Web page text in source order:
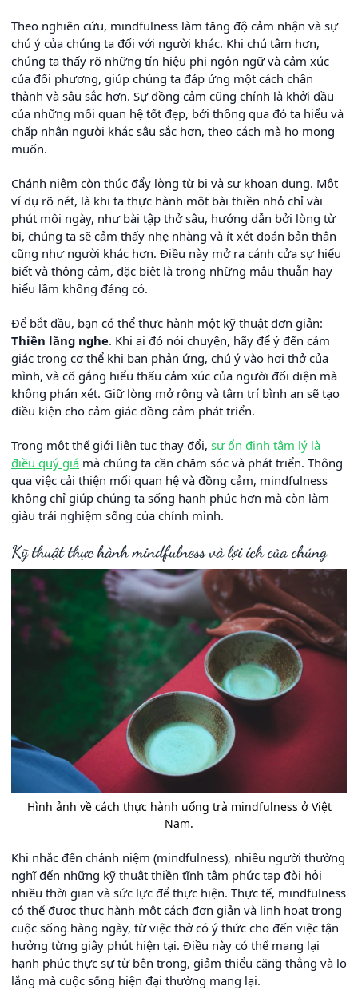
Theo nghiên cứu, mindfulness làm tăng độ cảm nhận và sự
chú ý của chúng ta đối với người khác. Khi chú tâm hơn,
chúng ta thấy rõ những tín hiệu phi ngôn ngữ và cảm xúc
của đối phương, giúp chúng ta đáp ứng một cách chân
thành và sâu sắc hơn. Sự đồng cảm cũng chính là khởi đầu
của những mối quan hệ tốt đẹp, bởi thông qua đó ta hiểu và
chấp nhận người khác sâu sắc hơn, theo cách mà họ mong
muốn.
Chánh niệm còn thúc đẩy lòng từ bi và sự khoan dung. Một
ví dụ rõ nét, là khi ta thực hành một bài thiền nhỏ chỉ vài
phút mỗi ngày, như bài tập thở sâu, hướng dẫn bởi lòng từ
bi, chúng ta sẽ cảm thấy nhẹ nhàng và ít xét đoán bản thân
cũng như người khác hơn. Điều này mở ra cánh cửa sự hiểu
biết và thông cảm, đặc biệt là trong những mâu thuẫn hay
hiểu lầm không đáng có.
Để bắt đầu, bạn có thể thực hành một kỹ thuật đơn giản:
Thiền lắng nghe. Khi ai đó nói chuyện, hãy để ý đến cảm
giác trong cơ thể khi bạn phản ứng, chú ý vào hơi thở của
mình, và cố gắng hiểu thấu cảm xúc của người đối diện mà
không phán xét. Giữ lòng mở rộng và tâm trí bình an sẽ tạo
điều kiện cho cảm giác đồng cảm phát triển.
Trong một thế giới liên tục thay đổi, sự ổn định tâm lý là
điều quý giá mà chúng ta cần chăm sóc và phát triển. Thông
qua việc cải thiện mối quan hệ và đồng cảm, mindfulness
không chỉ giúp chúng ta sống hạnh phúc hơn mà còn làm
giàu trải nghiệm sống của chính mình.
Kỹ thuật thực hành mindfulness và lợi ích của chúng
Hình ảnh về cách thực hành uống trà mindfulness ở Việt
Nam.
Khi nhắc đến chánh niệm (mindfulness), nhiều người thường
nghĩ đến những kỹ thuật thiền tĩnh tâm phức tạp đòi hỏi
nhiều thời gian và sức lực để thực hiện. Thực tế, mindfulness
có thể được thực hành một cách đơn giản và linh hoạt trong
cuộc sống hàng ngày, từ việc thở có ý thức cho đến việc tận
hưởng từng giây phút hiện tại. Điều này có thể mang lại
hạnh phúc thực sự từ bên trong, giảm thiểu căng thẳng và lo
lắng mà cuộc sống hiện đại thường mang lại.